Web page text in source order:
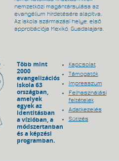
nemzetközi magántársulása az
evangélium hirdetésére alapítva.
Az iskola származási helye, első
approbációja Mexikó, Guadalajara.
Több mint
2000
evangelizációs
iskola 63
országban,
amelyek
egyek az
identitásban
a vízióban, a
módszertanban
és a képzési
programban.
Kapcsolat
Támogatók
Impresszum
Felhasználási
feltételek
Adatkezelés
Sütizés